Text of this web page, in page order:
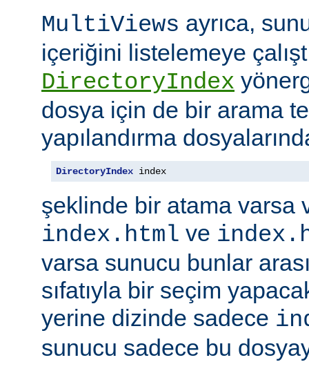
MultiViews ayrıca,
içeriğini listelemeye
DirectoryIndex
dosya için de bir arama
yapılandırma
DirectoryIndex index
şeklinde bir atama varsa
index.html ve
varsa sunucu bunlar
sıfatıyla bir seçim
yerine dizinde sadece
sunucu sadece bu